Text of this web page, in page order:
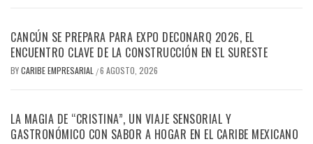
CANCÚN SE PREPARA PARA EXPO DECONARQ 2026, EL
ENCUENTRO CLAVE DE LA CONSTRUCCIÓN EN EL SURESTE
BYCARIBE EMPRESARIAL /6 AGOSTO, 2026
LA MAGIA DE “CRISTINA”, UN VIAJE SENSORIAL Y
GASTRONÓMICO CON SABOR A HOGAR EN EL CARIBE MEXICANO